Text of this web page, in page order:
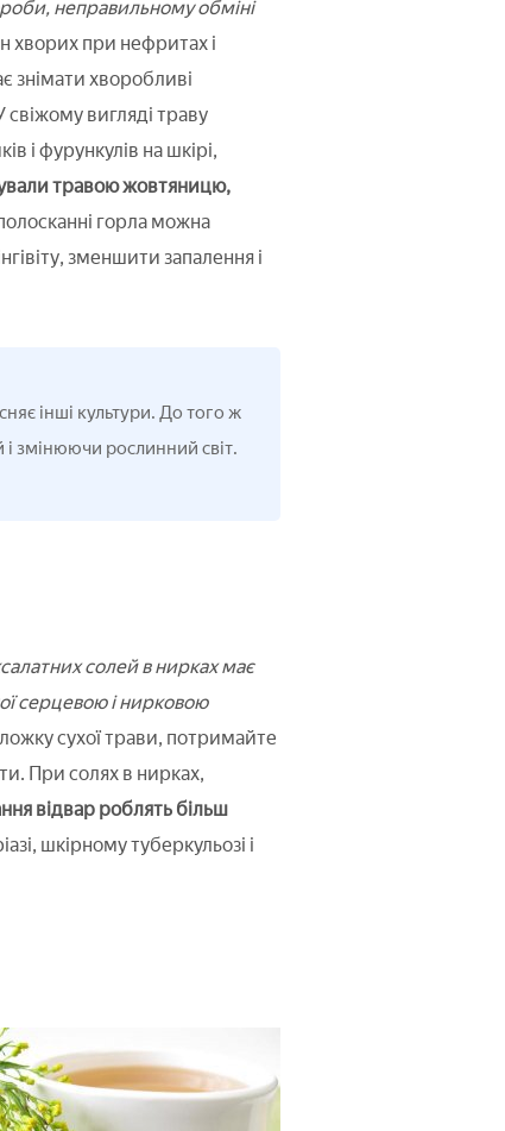
неправильному обміні
хворих при нефритах і
знімати хворобливі
вигляді траву
і фурункулів на шкірі,
травою жовтяницю,
горла можна
зменшити запалення і
інші культури. До того ж
змінюючи рослинний світ.
солей в нирках має
серцевою і нирковою
сухої трави, потримайте
При солях в нирках,
відвар роблять більш
шкірному туберкульозі і